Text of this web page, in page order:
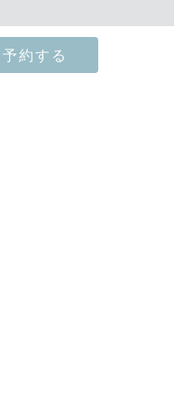
予約する